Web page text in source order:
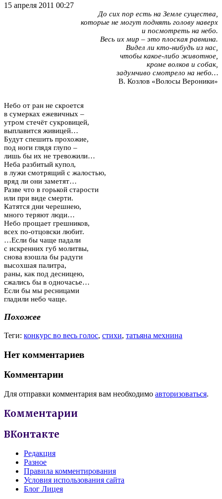
15 апреля 2011 00:27
До сих пор есть на Земле существа,
которые не могут поднять голову наверх
и посмотреть на небо.
Весь их мир – это плоская равнина.
Видел ли кто-нибудь из нас,
чтобы какое-либо животное,
кроме волков и собак,
задумчиво смотрело на небо…
В. Козлов «Волосы Вероники»
Небо от ран не скроется
в сумерках ежевичных –
утром стечёт сукровицей,
выплавится живицей…
Будут спешить прохожие,
под ноги глядя глупо –
лишь бы их не тревожили…
Неба разбитый купол,
в лужи смотрящий с жалостью,
вряд ли они заметят…
Разве что в горькой старости
или при виде смерти.
Катятся дни черешнею,
много теряют люди…
Небо прощает грешников,
всех по-отцовски любит.
…Если бы чаще падали
с искренних губ молитвы,
снова взошла бы радуги
высохшая палитра,
раны, как под десницею,
сжались бы в одночасье…
Если бы мы ресницами
гладили небо чаще.
Похожее
Теги: конкурс во весь голос, стихи, татьяна мехнина
Нет комментариев
Комментарии
Для отправки комментария вам необходимо авторизоваться.
Комментарии
ВКонтакте
Редакция
Разное
Правила комментирования
Условия использования сайта
Блог Лицея